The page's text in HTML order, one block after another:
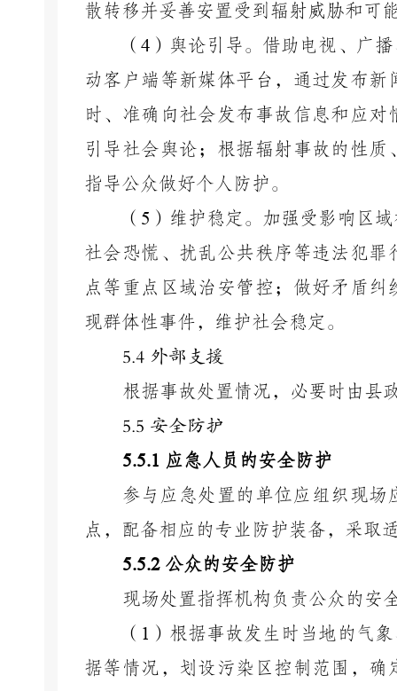
散转移并妥善安置受到辐射威胁和可
（ 4 ）舆论引导。借助电视、广
动客户端等新媒体平台，通过发布
时、准确向社会发布事故信息和应
引导社会舆论；根据辐射事故的性
指导公众做好个人防护。
（ 5 ）维护稳定。加强受影响区
社会恐慌、扰乱公共秩序等违法犯
点等重点区域治安管控；做好矛盾
现群体性事件，维护社会稳定。
5.4 外部支援
根据事故处置情况，必要时由县
5.5 安全防护
5.5.1 应急人员的安全防护
参与应急处置的单位应组织现
点，配备相应的专业防护装备，采取
5.5.2 公众的安全防护
现场处置指挥机构 负责公众的安
（ 1 ）根据事故发生时当地的气
据等情况，划设污染区控制范围，